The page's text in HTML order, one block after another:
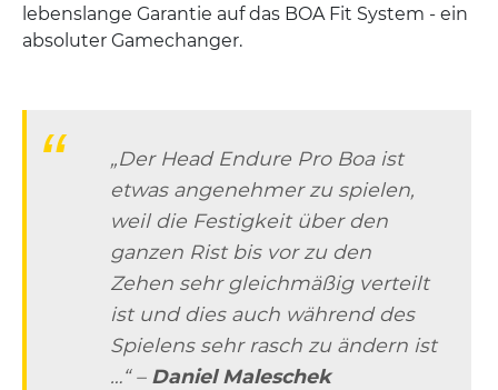
lebenslange Garantie auf das BOA Fit System - ein
absoluter Gamechanger.
„Der Head Endure Pro Boa ist
etwas angenehmer zu spielen,
weil die Festigkeit über den
ganzen Rist bis vor zu den
Zehen sehr gleichmäßig verteilt
ist und dies auch während des
Spielens sehr rasch zu ändern ist
…“ – Daniel Maleschek